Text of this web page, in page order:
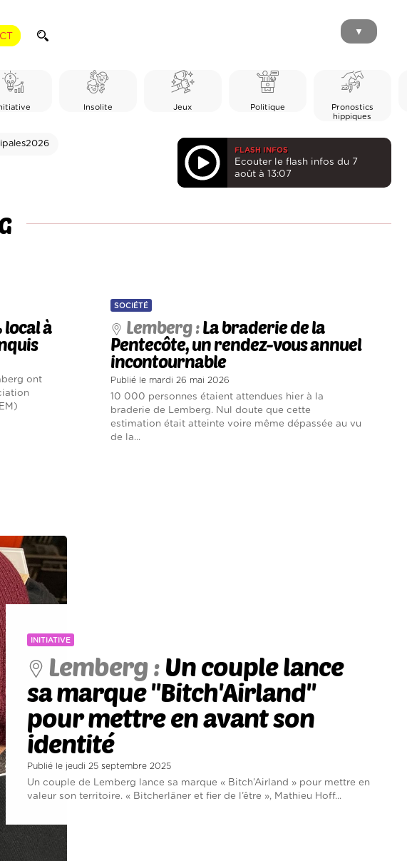
▼
Insolite Jeux Politique
Pronostics
hippiques
FLASH INFOS
Ecouter le flash infos du 7
août à 13:07
local à
ont
SOCIÉTÉ
Lemberg :La braderie de la
Pentecôte, un rendez-vous annuel
incontournable
Publié le mardi 26 mai 2026
10 000 personnes étaient attendues hier à la
braderie de Lemberg. Nul doute que cette
estimation était atteinte voire même dépassée au vu
de la...
INITIATIVE
Lemberg : Un couple lance
sa marque ''Bitch'Airland''
pour mettre en avant son
identité
Publié le jeudi 25 septembre 2025
Un couple de Lemberg lance sa marque « Bitch’Airland » pour mettre en
valeur son territoire. « Bitcherläner et fier de l’être », Mathieu Hoff...